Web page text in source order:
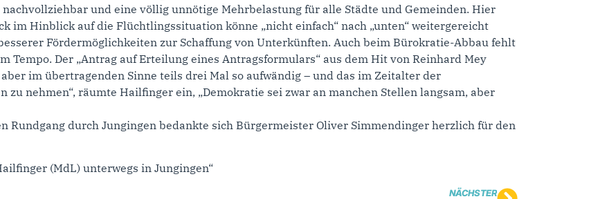
und eine völlig unnötige Mehrbelastung für alle Städte und Gemeinden. Hier
im Hinblick auf die Flüchtlingssituation könne „nicht einfach“ nach „unten“ weitergereicht
Fördermöglichkeiten zur Schaffung von Unterkünften. Auch beim Bürokratie-Abbau fehlt
Tempo. Der „Antrag auf Erteilung eines Antragsformulars“ aus dem Hit von Reinhard Mey
im übertragenden Sinne teils drei Mal so aufwändig – und das im Zeitalter der
nehmen“, räumte Hailfinger ein, „Demokratie sei zwar an manchen Stellen langsam, aber
Rundgang durch Jungingen bedankte sich Bürgermeister Oliver Simmendinger herzlich für den
(MdL) unterwegs in Jungingen“
NÄCHSTER